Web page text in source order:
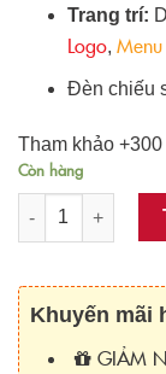
Trang trí:
Logo, Menu
Đèn chiếu
Tham khảo
Còn hàng
Số lượng
Khuyến mãi
GIẢM